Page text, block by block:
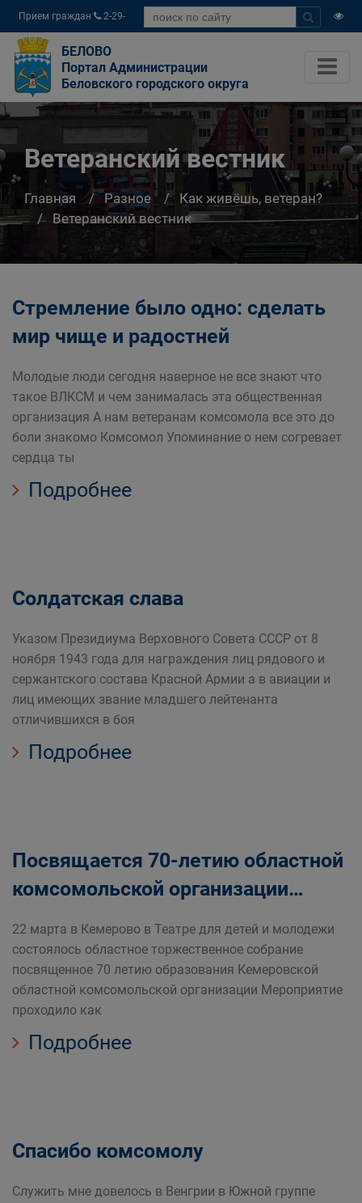
Прием граждан
2-29-
04
БЕЛОВО
Портал Администрации
Беловского городского округа
Ветеранский вестник
Главная Разное
Как живёшь, ветеран?
Ветеранский вестник
Стремление было одно: сделать
мир чище и радостней
Молодые люди сегодня наверное не все знают что
такое ВЛКСМ и чем занималась эта общественная
организация А нам ветеранам комсомола все это до
боли знакомо Комсомол Упоминание о нем согревает
сердца ты
Подробнее
Солдатская слава
Указом Президиума Верховного Совета СССР от 8
ноября 1943 года для награждения лиц рядового и
сержантского состава Красной Армии а в авиации и
лиц имеющих звание младшего лейтенанта
отличившихся в боя
Подробнее
Посвящается 70-летию областной
комсомольской организации…
22 марта в Кемерово в Театре для детей и молодежи
состоялось областное торжественное собрание
посвященное 70 летию образования Кемеровской
областной комсомольской организации Мероприятие
проходило как
Подробнее
Спасибо комсомолу
Служить мне довелось в Венгрии в Южной группе